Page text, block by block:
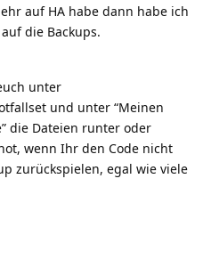
auf HA habe dann habe ich
die Backups.
unter
und unter “Meinen
die Dateien runter oder
wenn Ihr den Code nicht
zurückspielen, egal wie viele